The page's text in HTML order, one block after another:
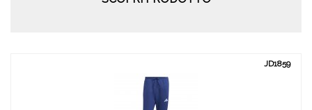
JD1859